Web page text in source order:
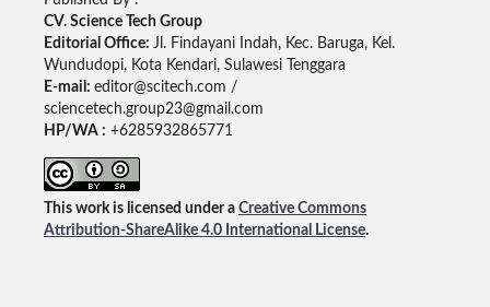
CV. Science Tech Group
Editorial Office: Jl. Findayani Indah, Kec. Baruga, Kel.
Wundudopi, Kota Kendari, Sulawesi Tenggara
E-mail: editor@scitech.com /
sciencetech.group23@gmail.com
HP/WA : +6285932865771
This work is licensed under a Creative Commons
Attribution-ShareAlike 4.0 International License.